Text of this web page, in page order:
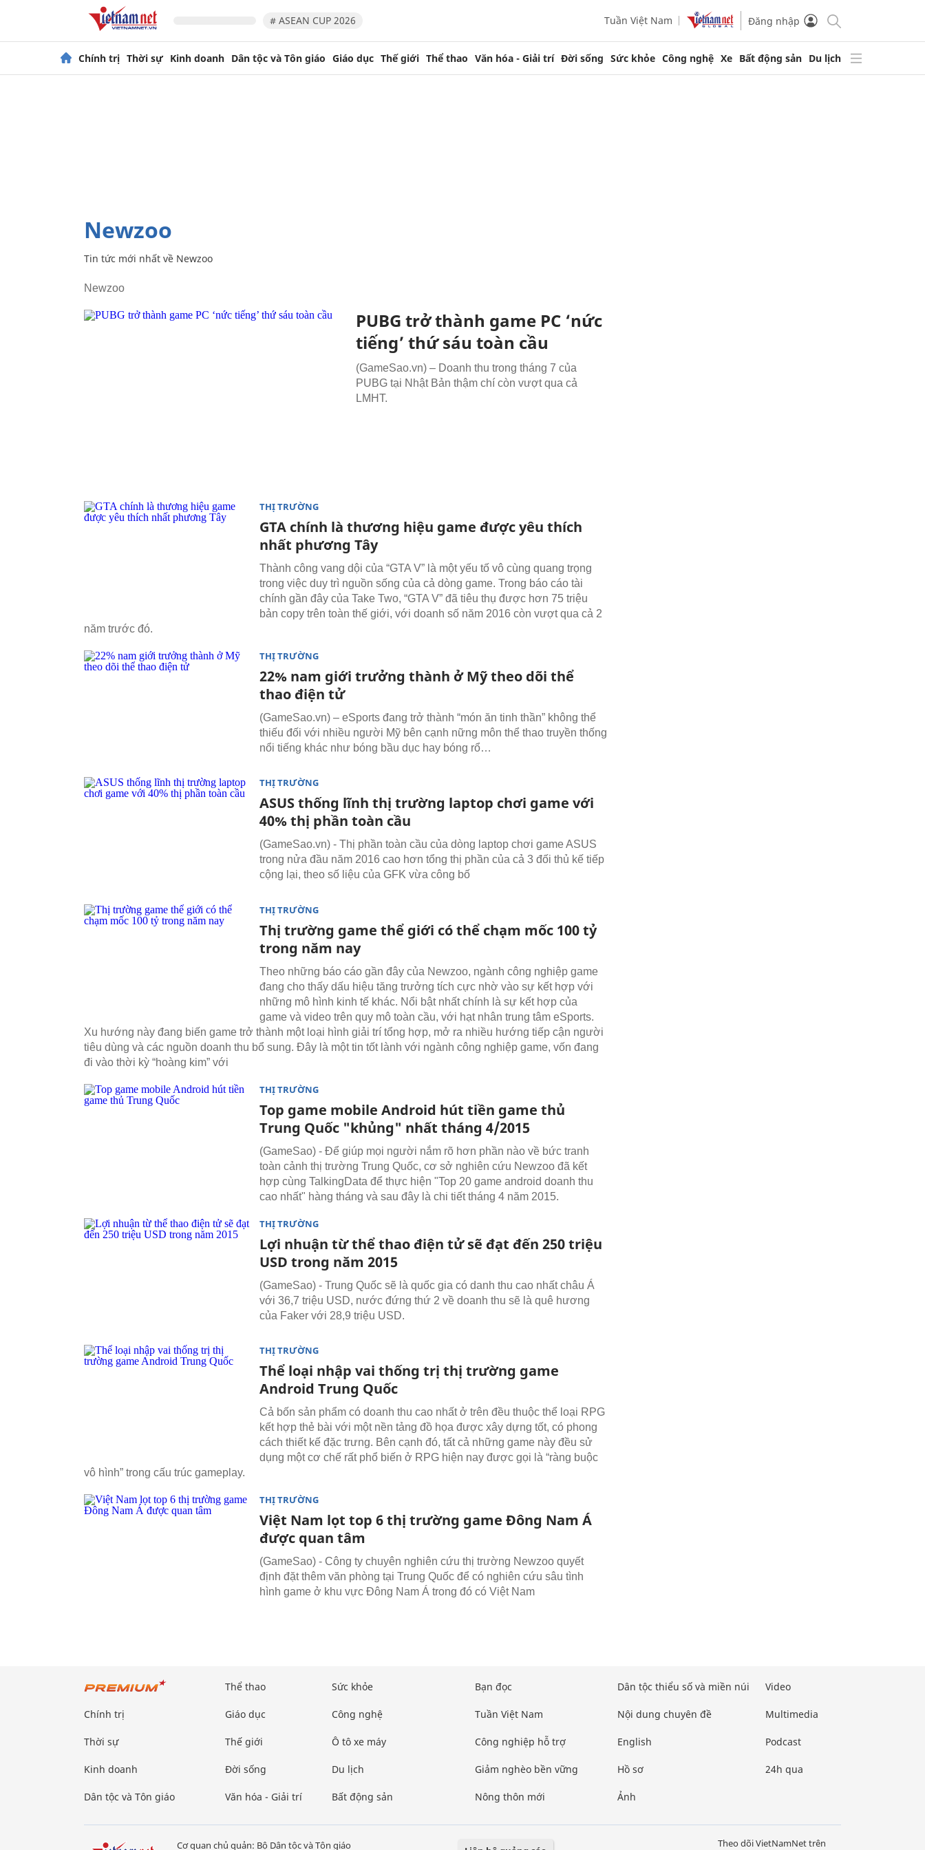
# ASEAN CUP 2026 Tuần Việt Nam Đăng nhập
Chính trị Thời sự Kinh doanh Dân tộc và Tôn giáo Giáo dục Thế giới Thể thao Văn hóa - Giải trí Đời sống Sức khỏe Công nghệ Xe Bất động sản Du lịch
Newzoo
Tin tức mới nhất về Newzoo
Newzoo
PUBG trở thành game PC ‘nức
tiếng’ thứ sáu toàn cầu
(GameSao.vn) – Doanh thu trong tháng 7 của
PUBG tại Nhật Bản thậm chí còn vượt qua cả
LMHT.
THỊ TRƯỜNG
GTA chính là thương hiệu game được yêu thích
nhất phương Tây
Thành công vang dội của “GTA V” là một yếu tố vô cùng quang trọng
trong việc duy trì nguồn sống của cả dòng game. Trong báo cáo tài
chính gần đây của Take Two, “GTA V” đã tiêu thụ được hơn 75 triệu
bản copy trên toàn thế giới, với doanh số năm 2016 còn vượt qua cả 2
năm trước đó.
THỊ TRƯỜNG
22% nam giới trưởng thành ở Mỹ theo dõi thể
thao điện tử
(GameSao.vn) – eSports đang trở thành “món ăn tinh thần” không thể
thiếu đối với nhiều người Mỹ bên cạnh nững môn thể thao truyền thống
nổi tiếng khác như bóng bầu dục hay bóng rổ…
THỊ TRƯỜNG
ASUS thống lĩnh thị trường laptop chơi game với
40% thị phần toàn cầu
(GameSao.vn) - Thị phần toàn cầu của dòng laptop chơi game ASUS
trong nửa đầu năm 2016 cao hơn tổng thị phần của cả 3 đối thủ kế tiếp
cộng lại, theo số liệu của GFK vừa công bố
THỊ TRƯỜNG
Thị trường game thể giới có thể chạm mốc 100 tỷ
trong năm nay
Theo những báo cáo gần đây của Newzoo, ngành công nghiệp game
đang cho thấy dấu hiệu tăng trưởng tích cực nhờ vào sự kết hợp với
những mô hình kinh tế khác. Nổi bật nhất chính là sự kết hợp của
game và video trên quy mô toàn cầu, với hạt nhân trung tâm eSports.
Xu hướng này đang biến game trở thành một loại hình giải trí tổng hợp, mở ra nhiều hướng tiếp cận người
tiêu dùng và các nguồn doanh thu bổ sung. Đây là một tin tốt lành với ngành công nghiệp game, vốn đang
đi vào thời kỳ “hoàng kim” với
THỊ TRƯỜNG
Top game mobile Android hút tiền game thủ
Trung Quốc "khủng" nhất tháng 4/2015
(GameSao) - Để giúp mọi người nắm rõ hơn phần nào về bức tranh
toàn cảnh thị trường Trung Quốc, cơ sở nghiên cứu Newzoo đã kết
hợp cùng TalkingData để thực hiện "Top 20 game android doanh thu
cao nhất" hàng tháng và sau đây là chi tiết tháng 4 năm 2015.
THỊ TRƯỜNG
Lợi nhuận từ thể thao điện tử sẽ đạt đến 250 triệu
USD trong năm 2015
(GameSao) - Trung Quốc sẽ là quốc gia có danh thu cao nhất châu Á
với 36,7 triệu USD, nước đứng thứ 2 về doanh thu sẽ là quê hương
của Faker với 28,9 triệu USD.
THỊ TRƯỜNG
Thể loại nhập vai thống trị thị trường game
Android Trung Quốc
Cả bốn sản phẩm có doanh thu cao nhất ở trên đều thuộc thể loại RPG
kết hợp thẻ bài với một nền tảng đồ họa được xây dựng tốt, có phong
cách thiết kế đặc trưng. Bên cạnh đó, tất cả những game này đều sử
dụng một cơ chế rất phổ biến ở RPG hiện nay được gọi là “ràng buộc
vô hình” trong cấu trúc gameplay.
THỊ TRƯỜNG
Việt Nam lọt top 6 thị trường game Đông Nam Á
được quan tâm
(GameSao) - Công ty chuyên nghiên cứu thị trường Newzoo quyết
định đặt thêm văn phòng tại Trung Quốc để có nghiên cứu sâu tình
hình game ở khu vực Đông Nam Á trong đó có Việt Nam
Chính trị
Thời sự
Kinh doanh
Dân tộc và Tôn giáo
Thể thao
Giáo dục
Thế giới
Đời sống
Văn hóa - Giải trí
Sức khỏe
Công nghệ
Ô tô xe máy
Du lịch
Bất động sản
Bạn đọc
Tuần Việt Nam
Công nghiệp hỗ trợ
Giảm nghèo bền vững
Nông thôn mới
Dân tộc thiểu số và miền núi
Nội dung chuyên đề
English
Hồ sơ
Ảnh
Video
Multimedia
Podcast
24h qua
Cơ quan chủ quản: Bộ Dân tộc và Tôn giáo Theo dõi VietNamNet trên